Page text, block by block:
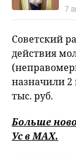
7
Советский
действия
назначили 2
тыс. руб.
Больше
Ус вMAХ.